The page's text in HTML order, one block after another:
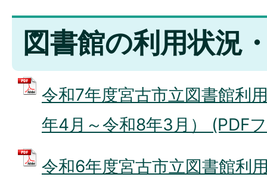
図書館の利用状況
令和7年度宮古市立図書館利
年4月～令和8年3月） (PDF
令和6年度宮古市立図書館利